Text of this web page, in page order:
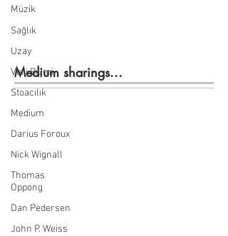
Müzik
Sağlık
Uzay
Veri Bilimi
Stoacılık
Medium
Darius Foroux
Nick Wignall
Thomas
Oppong
Dan Pedersen
John P. Weiss
Medium sharings...